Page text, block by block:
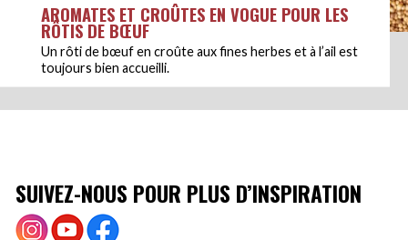
AROMATES ET CROÛTES EN VOGUE POUR LES
RÔTIS DE BŒUF
Un rôti de bœuf en croûte aux fines herbes et à l’ail est
toujours bien accueilli.
SUIVEZ-NOUS POUR PLUS D’INSPIRATION